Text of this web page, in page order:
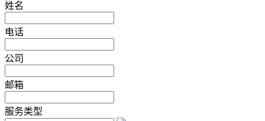
姓名
电话
公司
邮箱
服务类型